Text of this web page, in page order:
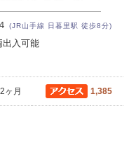
(JR山手線 日暮里駅 徒歩8分)
出入可能
2ヶ月 1,385